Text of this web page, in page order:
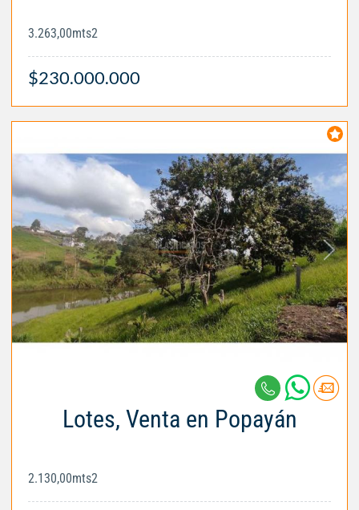
3.263,00mts2
$230.000.000
Lotes, Venta en Popayán
2.130,00mts2